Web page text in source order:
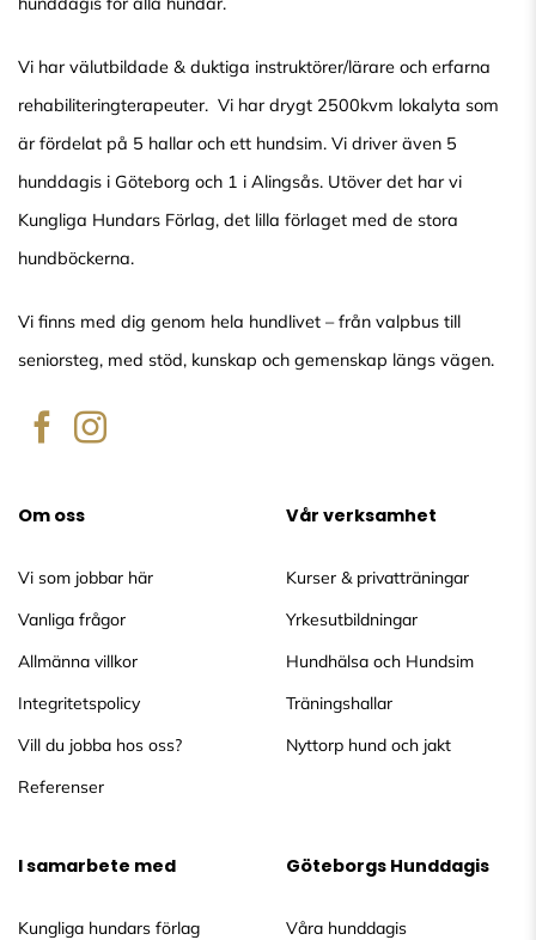
Vi har välutbildade & duktiga instruktörer/lärare och erfarna
rehabiliteringterapeuter. Vi har drygt 2500kvm lokalyta som
är fördelat på 5 hallar och ett hundsim. Vi driver även 5
hunddagis i Göteborg och 1 i Alingsås. Utöver det har vi
Kungliga Hundars Förlag, det lilla förlaget med de stora
hundböckerna.
Vi finns med dig genom hela hundlivet – från valpbus till
seniorsteg, med stöd, kunskap och gemenskap längs vägen.
Om oss
Vi som jobbar här
Vanliga frågor
Allmänna villkor
Integritetspolicy
Vill du jobba hos oss?
Referenser
Vår verksamhet
Kurser & privatträningar
Yrkesutbildningar
Hundhälsa och Hundsim
Träningshallar
Nyttorp hund och jakt
I samarbete med
Kungliga hundars förlag
Göteborgs Hunddagis
Våra hunddagis